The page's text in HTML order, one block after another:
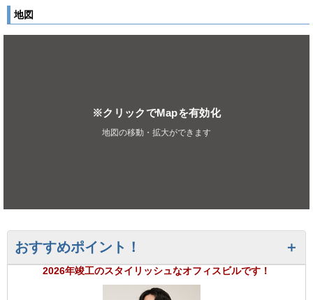
地図
※クリックでMapを有効化
地図の移動・拡大ができます
おすすめポイント！
2026年竣工のスタイリッシュなオフィスビルです！